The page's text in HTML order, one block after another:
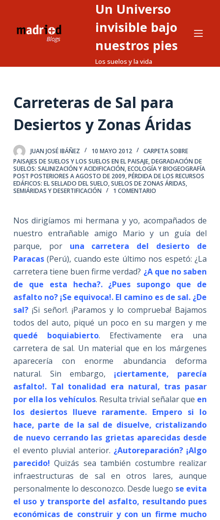
e
n
o
Un Universo
invisible bajo
nuestros pies
Los suelos y la vida
Carreteras de Sal para
Desiertos y Zonas Áridas
JUAN JOSÉ IBÁÑEZ 10 MAYO 2012
CARPETA SOBRE
PAISAJES DE SUELOS Y LOS SUELOS EN EL PAISAJE,DEGRADACIÓN DE
SUELOS: SALINIZACIÓN Y ACIDIFICACIÓN,ECOLOGÍA Y BIOGEOGRAFÍA
POST POSTERIORES A AGOSTO DE 2009,PÉRDIDA DE LOS RECURSOS
EDÁFICOS: EL SELLADO DEL SUELO,SUELOS DE ZONAS ÁRIDAS,
SEMIÁRIDAS Y DESERTIFICACIÓN
1 COMENTARIO
Nos dirigíamos mi hermana y yo, acompañados de
nuestro entrañable amigo Mario y un guía del
parque, por una carretera del desierto de
Paracas(Perú), cuando este último nos espetó: ¿La
carretera tiene buen firme verdad? ¿A que no saben
de que esta hecha?. ¿Pues supongo que de
asfalto no? ¡Se equivoca!. El camino es de sal. ¿De
sal?¡Si señor!. ¡Paramos y lo comprueba! Bajamos
todos del auto, piqué un poco en su margen y me
quedé boquiabierto. Efectivamente era una
carretera de sal. Un material que en los márgenes
aparecería con enorme abundancia deforma
natural. Sin embargo, ¡ciertamente, parecía
asfalto!. Tal tonalidad era natural, tras pasar
por ella los vehículos. Resulta trivial señalar que en
los desiertos llueve raramente. Empero si lo
hace, parte de la sal de disuelve, cristalizando
de nuevo cerrando las grietas aparecidas desde
el evento pluvial anterior. ¿Autoreparación? ¡Algo
parecido! Quizás sea también costumbre realizar
infraestructuras de sal en otros lares, aunque
personalmente lo desconozco. Desde luego se evita
el uso y transporte del asfalto, resultando pues
económicas de construir y con un firme mucho